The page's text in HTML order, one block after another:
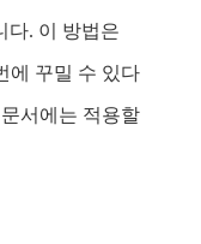
다. 이 방법은
에 꾸밀 수 있다
서에는 적용할